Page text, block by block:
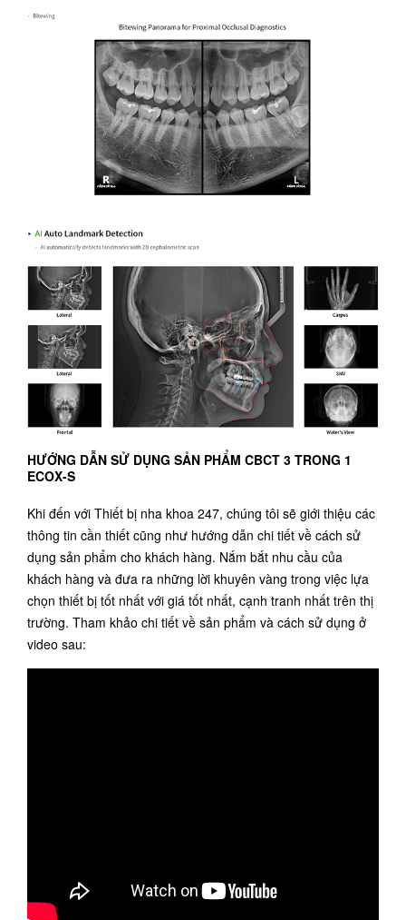
HƯỚNG DẪN SỬ DỤNG SẢN PHẨM CBCT 3 TRONG 1
ECOX-S
Khi đến với Thiết bị nha khoa 247, chúng tôi sẽ giới thiệu các
thông tin cần thiết cũng như hướng dẫn chi tiết về cách sử
dụng sản phẩm cho khách hàng. Nắm bắt nhu cầu của
khách hàng và đưa ra những lời khuyên vàng trong việc lựa
chọn thiết bị tốt nhất với giá tốt nhất, cạnh tranh nhất trên thị
trường. Tham khảo chi tiết về sản phẩm và cách sử dụng ở
video sau: